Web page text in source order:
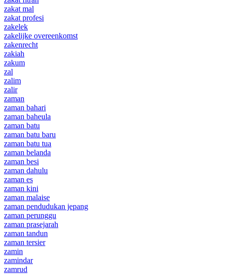
zakat mal
zakat profesi
zakelek
zakelijke overeenkomst
zakenrecht
zakiah
zakum
zal
zalim
zalir
zaman
zaman bahari
zaman baheula
zaman batu
zaman batu baru
zaman batu tua
zaman belanda
zaman besi
zaman dahulu
zaman es
zaman kini
zaman malaise
zaman pendudukan jepang
zaman perunggu
zaman prasejarah
zaman tandun
zaman tersier
zamin
zamindar
zamrud